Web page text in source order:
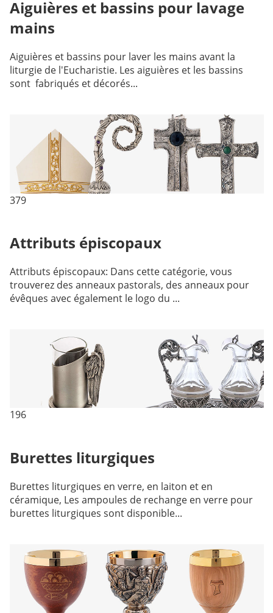
Aiguières et bassins pour lavage
mains
Aiguières et bassins pour laver les mains avant la
liturgie de l'Eucharistie. Les aiguières et les bassins
sont fabriqués et décorés...
379
Attributs épiscopaux
Attributs épiscopaux: Dans cette catégorie, vous
trouverez des anneaux pastorals, des anneaux pour
évêques avec également le logo du ...
196
Burettes liturgiques
Burettes liturgiques en verre, en laiton et en
céramique, Les ampoules de rechange en verre pour
burettes liturgiques sont disponible...